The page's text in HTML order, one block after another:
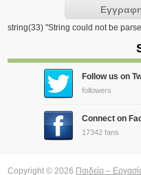
string(33) "String could not be
Follow us on
followers
Connect on
17342 fans
Copyright © 2026 Παιδεία –